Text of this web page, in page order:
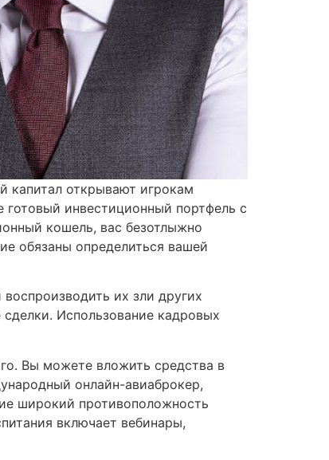
капитал открывают игрокам
инвестиционный портфель с
кошель, вас безотлыжно
обязаны определиться вашей
их зли других
Использование кадровых
Вы можете вложить средства в
онлайн-авиаброкер,
широкий противоположность
включает вебинары,